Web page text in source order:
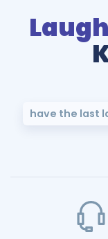
Laugh
have the last